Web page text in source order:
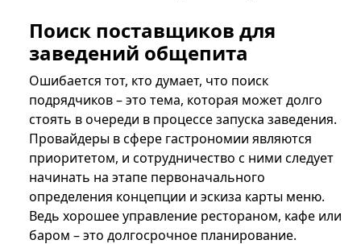
Поиск поставщиков для
заведений общепита
Ошибается тот, кто думает, что поиск
подрядчиков – это тема, которая может долго
стоять в очереди в процессе запуска заведения.
Провайдеры в сфере гастрономии являются
приоритетом, и сотрудничество с ними следует
начинать на этапе первоначального
определения концепции и эскиза карты меню.
Ведь хорошее управление рестораном, кафе или
баром – это долгосрочное планирование.